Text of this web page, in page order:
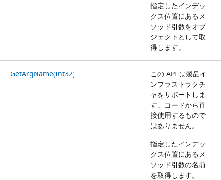
指定したインデッ
クス位置にあるメ
ソッド引数をオブ
ジェクトとして取
得します。
GetArgName(Int32)
この API は製品イ
ンフラストラクチ
ャをサポートしま
す。コードから直
接使用するもので
はありません。
指定したインデッ
クス位置にあるメ
ソッド引数の名前
を取得します。